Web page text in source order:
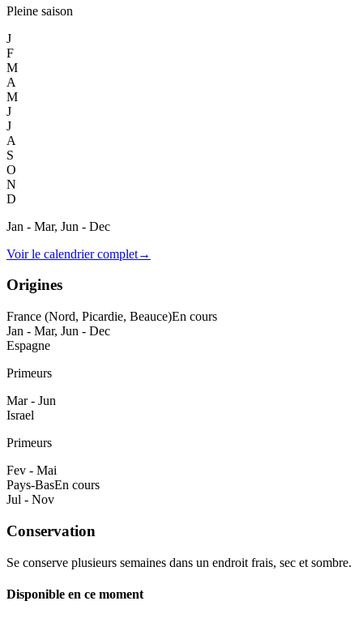
Pleine saison
J
F
M
A
M
J
J
A
S
O
N
D
Jan - Mar, Jun - Dec
Voir le calendrier complet→
Origines
France (Nord, Picardie, Beauce)En cours
Jan - Mar, Jun - Dec
Espagne
Primeurs
Mar - Jun
Israel
Primeurs
Fev - Mai
Pays-BasEn cours
Jul - Nov
Conservation
Se conserve plusieurs semaines dans un endroit frais, sec et sombre.
Disponible en ce moment